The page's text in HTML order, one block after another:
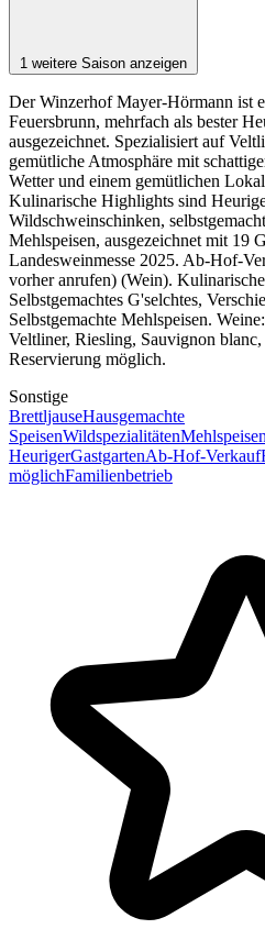
1 weitere Saison anzeigen
Der Winzerhof Mayer-Hörmann ist
Feuersbrunn, mehrfach als bester
ausgezeichnet. Spezialisiert auf
gemütliche Atmosphäre mit
Wetter und einem gemütlichen
Kulinarische Highlights sind
Wildschweinschinken,
Mehlspeisen, ausgezeichnet mit 19
Landesweinmesse 2025. Ab-Hof-
vorher anrufen) (Wein).
Selbstgemachtes G'selchtes,
Selbstgemachte Mehlspeisen.
Veltliner, Riesling, Sauvignon
Reservierung möglich.
Sonstige
BrettljauseHausgemachte
SpeisenWildspezialitäten
HeurigerGastgartenAb-Hof-Verkauf
möglichFamilienbetrieb